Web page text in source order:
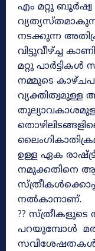
എം മറ്റു ബൂർഷ്വ
നടക്കുന്ന
വിട്ടുവീഴ്ച്ച
മറ്റു
നമ്മുടെ
വ്യക്തിത്വമുള്ള
ഉള്ള ഏക
നമുക്കതിനെ
നൽകാനാണ്.
??
പറയുമ്പോൾ
സവിശേഷതകൾ